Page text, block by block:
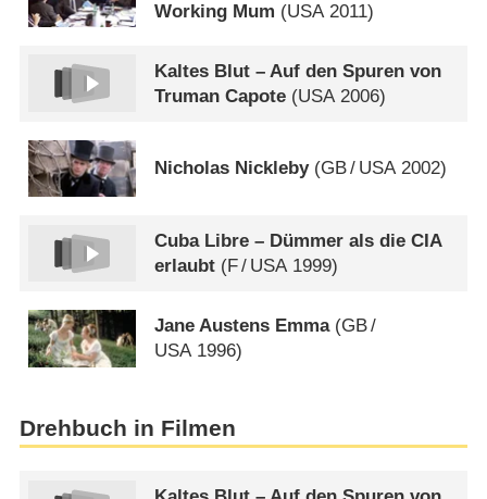
Working Mum (USA 2011)
Kaltes Blut – Auf den Spuren von
Truman Capote (USA 2006)
Nicholas Nickleby(GB/ USA2002)
Cuba Libre – Dümmer als die CIA
erlaubt (F/ USA1999)
Jane Austens Emma(GB/
USA1996)
Drehbuch in Filmen